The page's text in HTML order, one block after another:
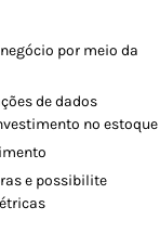
por meio da
de dados
no estoque
e possibilite